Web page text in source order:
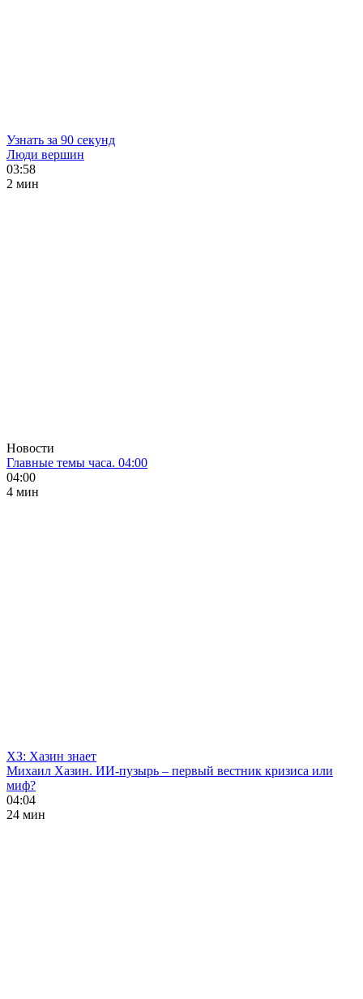
Узнать за 90 секунд
Люди вершин
03:58
2 мин
Новости
Главные темы часа. 04:00
04:00
4 мин
ХЗ: Хазин знает
Михаил Хазин. ИИ-пузырь – первый вестник кризиса или
миф?
04:04
24 мин